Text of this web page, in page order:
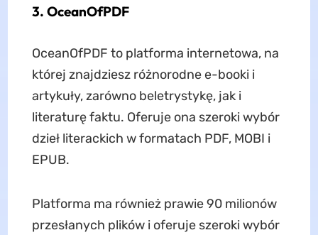
3. OceanOfPDF
OceanOfPDF to platforma internetowa, na
której znajdziesz różnorodne e-booki i
artykuły, zarówno beletrystykę, jak i
literaturę faktu. Oferuje ona szeroki wybór
dzieł literackich w formatach PDF, MOBI i
EPUB.
Platforma ma również prawie 90 milionów
przesłanych plików i oferuje szeroki wybór